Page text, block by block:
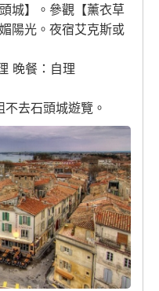
城】。參觀【薰衣草
陽光。夜宿艾克斯或
晚餐：自理
去石頭城遊覽。